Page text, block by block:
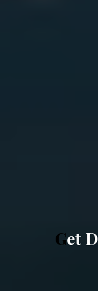
Get D